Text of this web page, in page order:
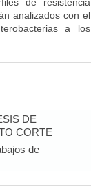
analizados con el
a los
DE
CORTE
de